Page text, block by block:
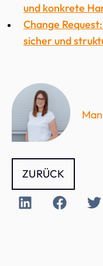
und konkrete
Change
sicher und
ZURÜCK